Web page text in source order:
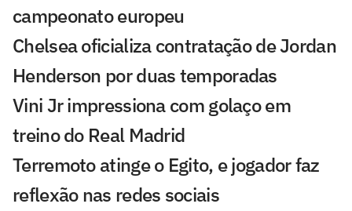
campeonato europeu
Chelsea oficializa contratação de Jordan
Henderson por duas temporadas
Vini Jr impressiona com golaço em
treino do Real Madrid
Terremoto atinge o Egito, e jogador faz
reflexão nas redes sociais